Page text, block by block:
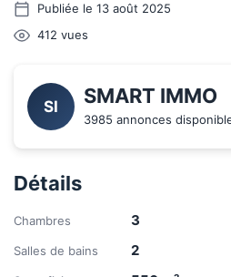
Publiée le 13 août 2025
412 vues
SI SMART IMMO
3985 annonces
Détails
Chambres 3
Salles de bains 2